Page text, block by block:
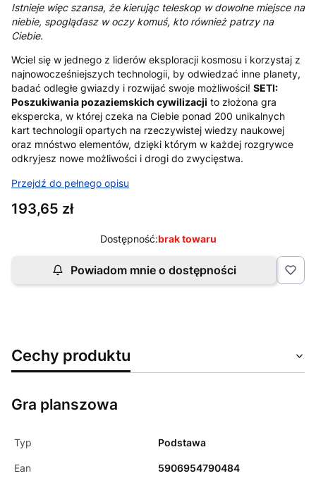
Istnieje więc szansa, że kierując teleskop w dowolne miejsce na
niebie, spoglądasz w oczy komuś, kto również patrzy na
Ciebie.
Wciel się w jednego z liderów eksploracji kosmosu i korzystaj z
najnowocześniejszych technologii, by odwiedzać inne planety,
badać odległe gwiazdy i rozwijać swoje możliwości! SETI:
Poszukiwania pozaziemskich cywilizacji to złożona gra
ekspercka, w której czeka na Ciebie ponad 200 unikalnych
kart technologii opartych na rzeczywistej wiedzy naukowej
oraz mnóstwo elementów, dzięki którym w każdej rozgrywce
odkryjesz nowe możliwości i drogi do zwycięstwa.
Przejdź do pełnego opisu
Cena
193,65 zł
Dostępność:brak towaru
Powiadom mnie o dostępności
Cechy produktu
Gra planszowa
Typ Podstawa
Ean 5906954790484